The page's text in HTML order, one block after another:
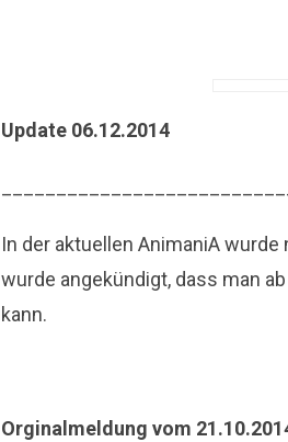
Update 06.12.2014
In der aktuellen AnimaniA
wurde angekündigt, dass man
kann.
Orginalmeldung vom